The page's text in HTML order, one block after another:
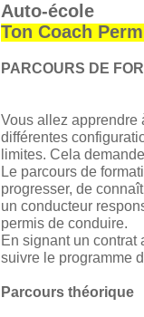
Auto-école
Ton Coach
PARCOURS DE
Vous allez apprendre
différentes
limites. Cela
Le parcours de
progresser, de
un conducteur
permis de conduire.
En signant un contrat
suivre le programme
Parcours théorique